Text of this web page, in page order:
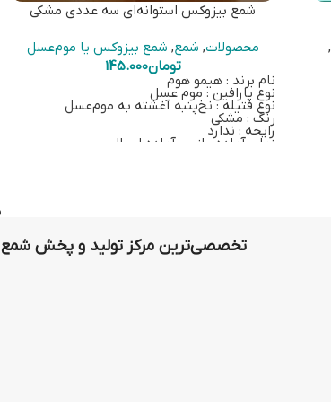
,
شمع بیزوکس استوانه‌ای سه عددی مشکی
محصولات, شمع, شمع بیزوکس یا موم‌عسل
تومان145.000
نام برند : هیمو هوم
نوع پارافین : موم عسل
نوع فتیله : نخ‌پنبه آغشته به موم‌عسل
رنگ : مشکی
رایحه : ندارد
زمان آماده‌سازی : آماده ارسال
تخصصی‌ترین مرکز تولید و پخش